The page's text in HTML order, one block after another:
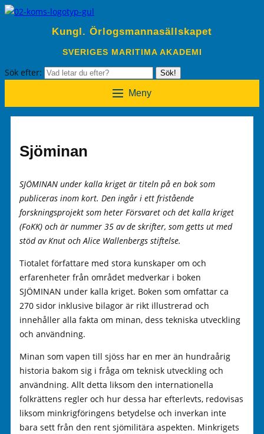
Kungl. Örlogsmannasällskapet
SVERIGES MARITIMA AKADEMI
Sök efter: Sök!
Meny
Sjöminan
SJÖMINAN under kalla kriget är titeln på en bok som
publiceras inom kort. Den ingår i ett fristående
forskningsprojekt som heter Försvaret och det kalla kriget
(FoKK) och är nummer 35 av de skrifter, som getts ut med
stöd av Knut och Alice Wallenbergs stiftelse.
Tiotalet författare med stora kunskaper om och
erfarenheter från området medverkar i boken
SJÖMINAN under kalla kriget. Boken som omfattar ca
270 sidor inklusive bilagor är rikt illustrerad och
innehåller alla fakta om minan, dess tekniska utveckling
och användning.
Minan som vapen till sjöss har en mer än hundraårig
historia bakom sig i fråga om teknisk utveckling och
användning. Allt detta liksom den internationella
folkrättens regler och hur dessa har efterlevts, redovisas
liksom minkrigföringens betydelse och inverkan inte
bara sett från den rent sjömilitära aspekten. Minkrigets